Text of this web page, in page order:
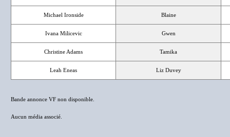
Michael Ironside Blaine
Ivana Milicevic Gwen
Christine Adams Tamika
Leah Eneas Liz Duvey
Bande annonce VF non disponible.
Aucun média associé.